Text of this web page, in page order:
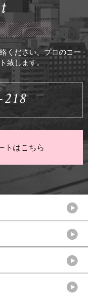
ください。プロのコー
致します。
218
トはこちら